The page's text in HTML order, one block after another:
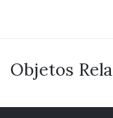
Objetos